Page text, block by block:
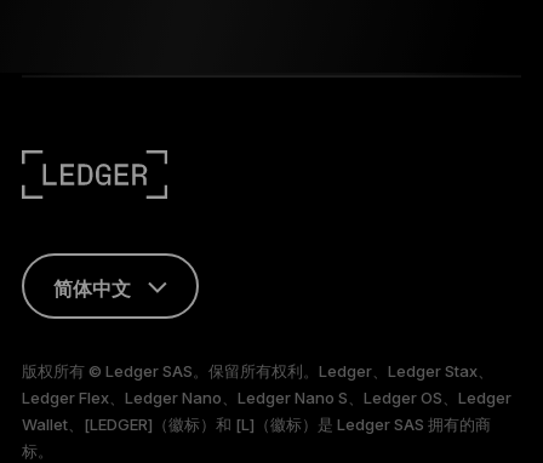
简体中文
FRANÇAIS
版权所有 © Ledger SAS。保留所有权利。Ledger、Ledger Stax、
Ledger Flex、Ledger Nano、Ledger Nano S、Ledger OS、Ledger
Wallet、[LEDGER]（徽标）和 [L]（徽标）是 Ledger SAS 拥有的商
标。